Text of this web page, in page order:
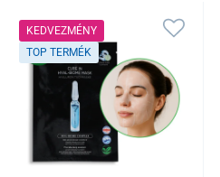
KEDVEZMÉNY
TOP TERMÉK